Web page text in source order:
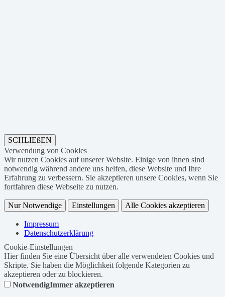
SCHLIEßEN
Verwendung von Cookies
Wir nutzen Cookies auf unserer Website. Einige von ihnen sind
notwendig während andere uns helfen, diese Website und Ihre
Erfahrung zu verbessern. Sie akzeptieren unsere Cookies, wenn Sie
fortfahren diese Webseite zu nutzen.
Nur Notwendige Einstellungen Alle Cookies akzeptieren
Impressum
Datenschutzerklärung
Cookie-Einstellungen
Hier finden Sie eine Übersicht über alle verwendeten Cookies und
Skripte. Sie haben die Möglichkeit folgende Kategorien zu
akzeptieren oder zu blockieren.
NotwendigImmer akzeptieren